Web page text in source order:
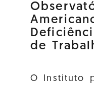
de
O Instituto